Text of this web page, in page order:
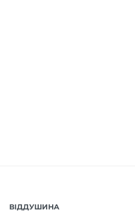
ВІДДУШИНА